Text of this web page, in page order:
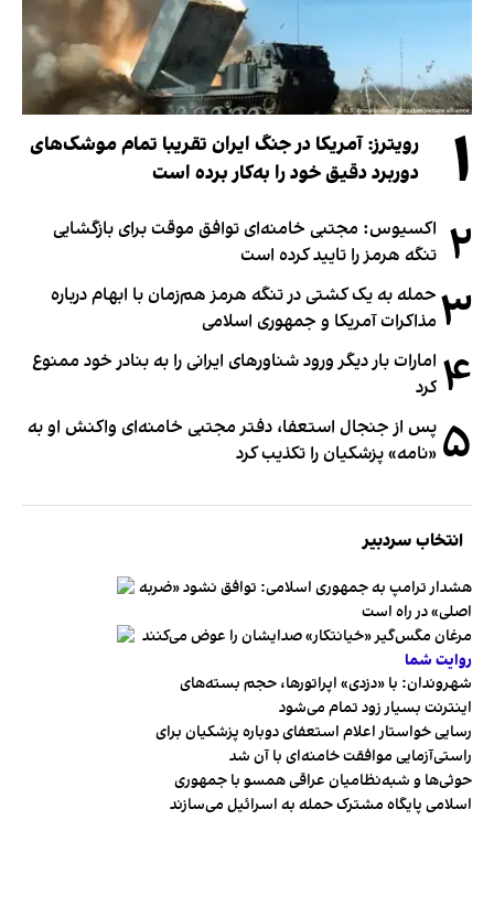
۱
رویترز: آمریکا در جنگ ایران تقریبا تمام موشک‌های
دوربرد دقیق خود را به‌کار برده است
۲ اکسیوس: مجتبی خامنه‌ای توافق موقت برای بازگشایی
تنگه هرمز را تایید کرده است
۳ حمله به یک کشتی در تنگه هرمز هم‌زمان با ابهام درباره
مذاکرات آمریکا و جمهوری اسلامی
۴ امارات بار دیگر ورود شناورهای ایرانی را به بنادر خود ممنوع
کرد
۵ پس از جنجال استعفا، دفتر مجتبی خامنه‌ای واکنش او به
«نامه» پزشکیان را تکذیب کرد
انتخاب سردبیر
هشدار ترامپ به جمهوری اسلامی: توافق نشود «ضربه
اصلی» در راه است
مرغان مگس‌گیر «خیانتکار» صدایشان را عوض می‌کنند
روایت شما
شهروندان:‌ با «دزدی» اپراتورها، حجم بسته‌های
اینترنت بسیار زود تمام می‌شود
رسایی خواستار اعلام استعفای دوباره پزشکیان برای
راستی‌آزمایی موافقت خامنه‌ای با آن شد
حوثی‌ها و شبه‌نظامیان عراقی همسو با جمهوری
اسلامی پایگاه مشترک حمله به اسرائیل می‌سازند